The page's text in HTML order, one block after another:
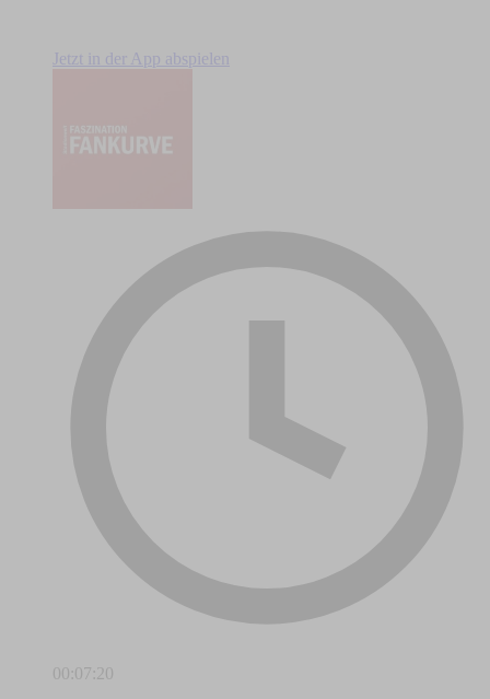
Jetzt in der App abspielen
00:07:20